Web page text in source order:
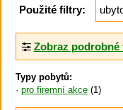
Použité filtry:
Zobraz
Typy pobytů:
pro firemní akce(1)